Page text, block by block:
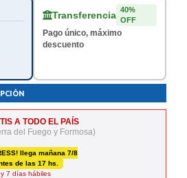
Transferencia 40%
OFF
Pago único, máximo
descuento
A TODO EL PAÍS
del Fuego y Formosa)
llega mañana 7/8
de las 17 hs.
7 días hábiles